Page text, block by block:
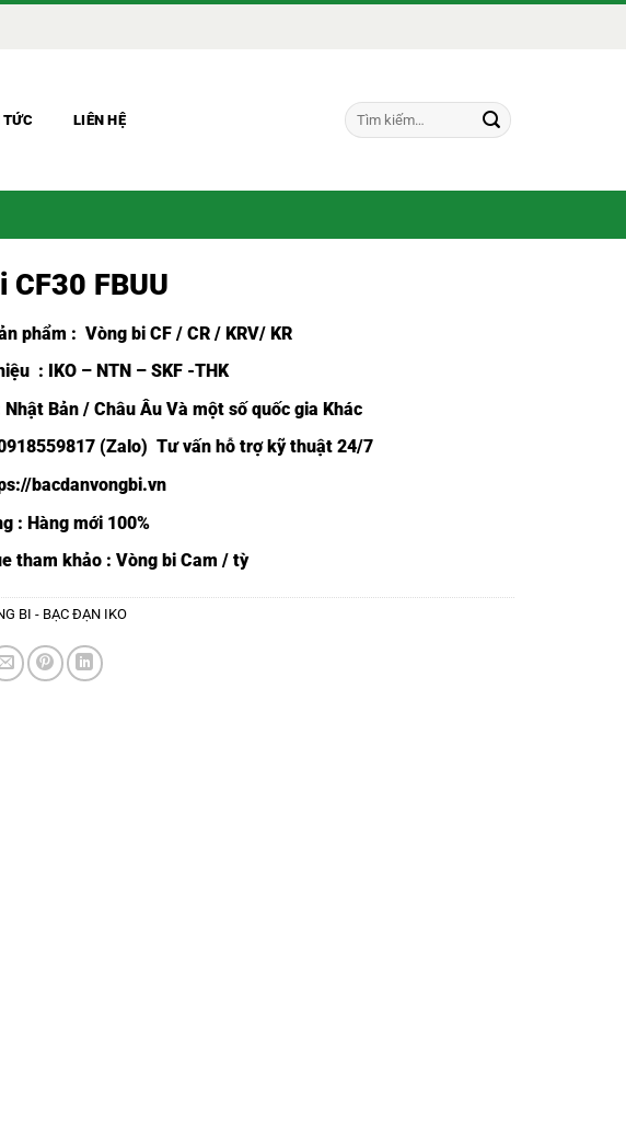
LIÊN HỆ
Tìm
kiếm:
CF30 FBUU
phẩm : Vòng bi CF / CR / KRV/ KR
: IKO – NTN – SKF -THK
Bản / Châu Âu Và một số quốc gia Khác
(Zalo) Tư vấn hỗ trợ kỹ thuật 24/7
bacdanvongbi.vn
: Hàng mới 100%
tham khảo : Vòng bi Cam / tỳ
BI - BẠC ĐẠN IKO